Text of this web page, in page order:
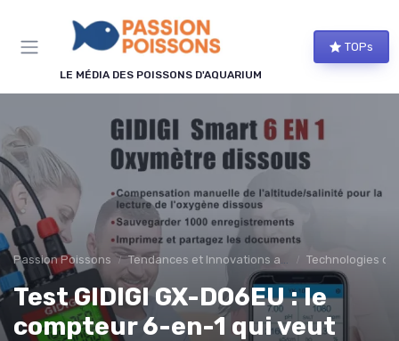
LE MÉDIA DES POISSONS D'AQUARIUM
TOPs
Passion Poissons Tendances et Innovations aquariophilie Technologies
Test GIDIGI GX-DO6EU : le
compteur 6-en-1 qui veut